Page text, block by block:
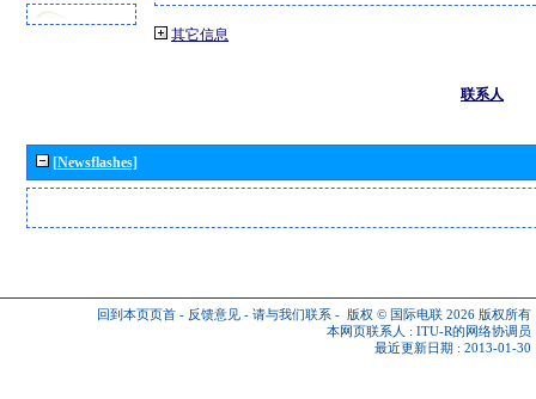
其它信息
联系人
[Newsflashes]
回到本页页首 - 反馈意见 - 请与我们联系 - 版权 © 国际电联 2026 版权所有
本网页联系人 : ITU-R的网络协调员
最近更新日期 : 2013-01-30